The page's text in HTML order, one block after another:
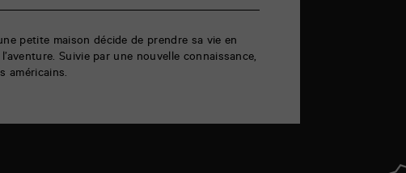
petite maison décide de prendre sa vie en
Suivie par une nouvelle connaissance,
américains.